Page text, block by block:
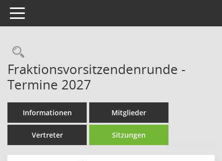
Toggle navigation
Rechercheauswahl
Fraktionsvorsitzendenrunde -
Termine 2027
Informationen Mitglieder
Vertreter Sitzungen